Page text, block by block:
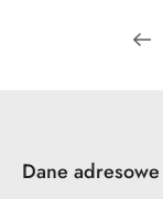
Dane adresowe